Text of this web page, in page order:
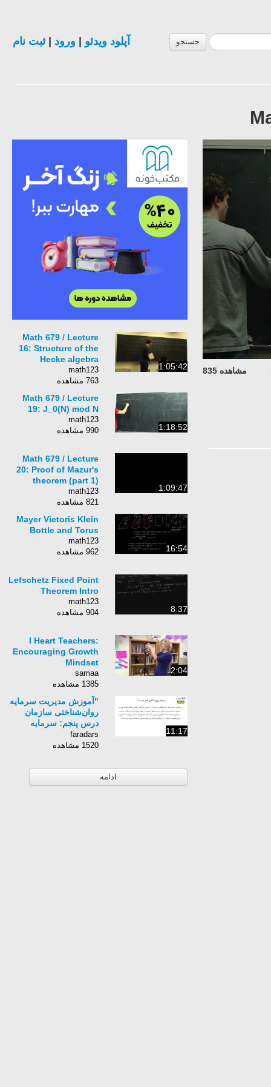
جستجو آپلود ویدئو ورود |ثبت نام
مشاهده 835 1:05:42
Math 679 / Lecture
16: Structure of the
Hecke algebra
math123
763 مشاهده
1:18:52
Math 679 / Lecture
19: J_0(N) mod N
math123
990 مشاهده
1:09:47
Math 679 / Lecture
20: Proof of Mazur's
theorem (part 1)
math123
821 مشاهده
16:54
Mayer Vietoris Klein
Bottle and Torus
math123
962 مشاهده
8:37
Lefschetz Fixed Point
Theorem Intro
math123
904 مشاهده
2:04
I Heart Teachers:
Encouraging Growth
Mindset
samaa
1385 مشاهده
11:17
"آموزش مدیریت سرمایه
روان‌شناختی سازمان
درس پنجم: سرمایه
روان‌شناختی امید"
faradars
1520 مشاهده
ادامه